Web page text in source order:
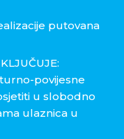
putovana
povijesne
u slobodno
ulaznica u